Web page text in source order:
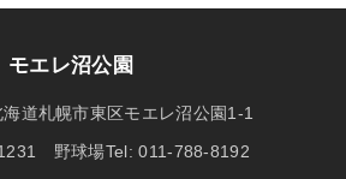
モエレ沼公園
道札幌市東区モエレ沼公園1-1
野球場Tel: 011-788-8192